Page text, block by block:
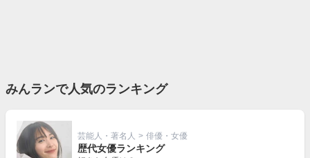
みんランで人気のランキング
芸能人・著名人 > 俳優・女優
歴代女優ランキング